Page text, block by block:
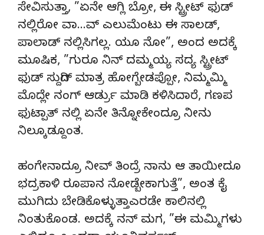
ಸೇವಿಸುತ್ತಾ, ”ಏನೇ ಆಗ್ಲಿ ಬ್ರೋ, ಈ ಸ್ಟ್ರೀಟ್ ಫುಡ್
ನಲ್ಲಿರೋ ವಾ…ವ್ ಎಲುಮೆಂಟು ಈ ಸಾಲಡ್,
ಪಾಲಾಡ್ ನಲ್ಲಿಸಿಗಲ್ಲ. ಯೂ ನೋ”, ಅಂದ ಅದಕ್ಕೆ
ಮೂಷಿಕ, ”ಗುರೂ ನಿನ್ ದಮ್ಮಯ್ಯ ಸದ್ಯ ಸ್ಟ್ರೀಟ್
ಫುಡ್ ಸುದ್ದಿಗ್ ಮಾತ್ರ ಹೋಗ್ಬೇಡಪ್ಪೋ, ನಿಮ್ಮಮ್ಮಿ
ಮೊದ್ಲೇ ನಂಗ್ ಆರ್ಡ್ರು ಮಾಡಿ ಕಳಿಸಿದಾರೆ, ಗಣಪ
ಫುಟ್ಪಾತ್ ನಲ್ಲಿ ಏನೇ ತಿನ್ನೋಕೇಂದ್ರೂ ನೀನು
ನಿಲ್ಕೂಡ್ದೂಂತ.
ಹಂಗೇನಾದ್ರೂ ನೀವ್ ತಿಂದ್ರೆ ನಾನು ಆ ತಾಯೀದೂ
ಭದ್ರಕಾಳಿ ರೂಪಾನ ನೋಡ್ಬೇಕಾಗುತ್ತೆ”, ಅಂತ ಕೈ
ಮುಗಿದು ಬೇಡಿಕೊಳ್ಳುತ್ತಾಎರಡೇ ಕಾಲಿನಲ್ಲಿ
ನಿಂತುಕೊಂಡ. ಅದಕ್ಕೆ ನನ್ ಮಗ, ”ಈ ಮಮ್ಮಿಗಳು